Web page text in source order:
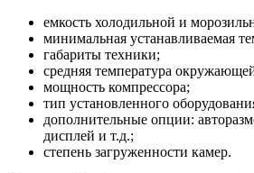
емкость холодильной и
минимальная устанавливаемая
габариты техники;
средняя температура
мощность компрессора;
тип установленного
дополнительные опции:
дисплей и т.д.;
степень загруженности камер.